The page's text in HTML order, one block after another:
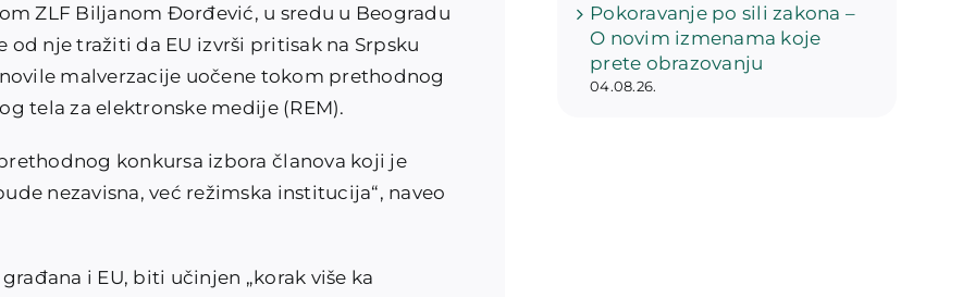
ZLF Biljanom Đorđević, u sredu u Beogradu
od nje tražiti da EU izvrši pritisak na Srpsku
malverzacije uočene tokom prethodnog
tela za elektronske medije (REM).
konkursa izbora članova koji je
nezavisna, već režimska institucija“, naveo
i EU, biti učinjen „korak više ka
Pokoravanje po sili zakona –
O novim izmenama koje
prete obrazovanju
04.08.26.